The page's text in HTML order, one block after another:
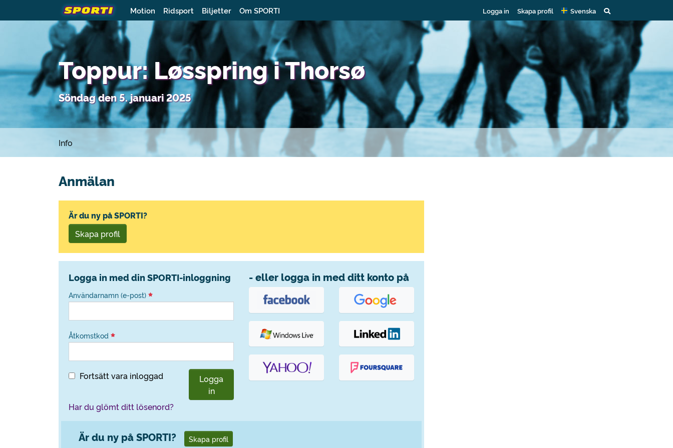
Motion Ridsport Biljetter Om SPORTI Logga in Skapa profil Svenska
Toppur: Løsspring i Thorsø
Söndag den 5. januari 2025
Info
Anmälan
Är du ny på SPORTI?
Skapa profil
Logga in med din SPORTI-inloggning
Användarnamn (e-post)
Åtkomstkod
Fortsätt vara inloggad
Logga
in
Har du glömt ditt lösenord?
- eller logga in med ditt konto på
Är du ny på SPORTI? Skapa profil